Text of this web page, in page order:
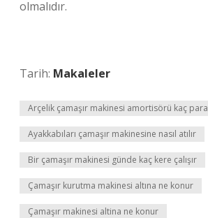
olmalıdır.
Tarih: Makaleler
Arçelik çamaşır makinesi amortisörü kaç para
Ayakkabıları çamaşır makinesine nasıl atılır
Bir çamaşır makinesi günde kaç kere çalışır
Çamaşır kurutma makinesi altına ne konur
Çamaşır makinesi altina ne konur